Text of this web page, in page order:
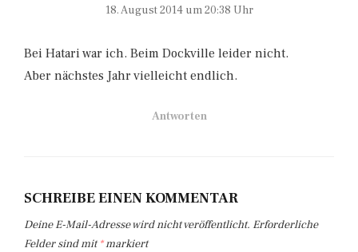
18. August 2014 um 20:38 Uhr
Bei Hatari war ich. Beim Dockville leider nicht.
Aber nächstes Jahr vielleicht endlich.
Antworten
SCHREIBE EINEN KOMMENTAR
Deine E-Mail-Adresse wird nicht veröffentlicht. Erforderliche
Felder sind mit*markiert